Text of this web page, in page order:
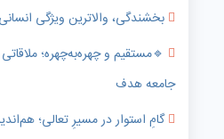
بخشندگی، والاترین ویژگی انسانی
🔹️مستقیم و چهره‌به‌چهره؛
جامعه هدف
گامِ استوار در مسیرِ تعالی؛